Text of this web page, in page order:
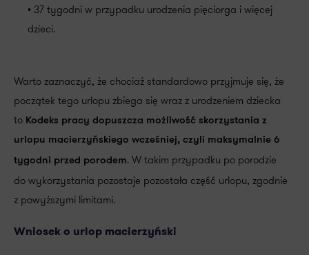
• 37 tygodni w przypadku urodzenia pięciorga i więcej
dzieci.
Warto zaznaczyć, że chociaż standardowo przyjmuje się, że
początek tego urlopu zbiega się wraz z urodzeniem dziecka
to Kodeks pracy dopuszcza możliwość skorzystania z
urlopu macierzyńskiego wcześniej, czyli maksymalnie 6
tygodni przed porodem. W takim przypadku po porodzie
do wykorzystania pozostaje pozostała część urlopu, zgodnie
z powyższymi limitami.
Wniosek o urlop macierzyński